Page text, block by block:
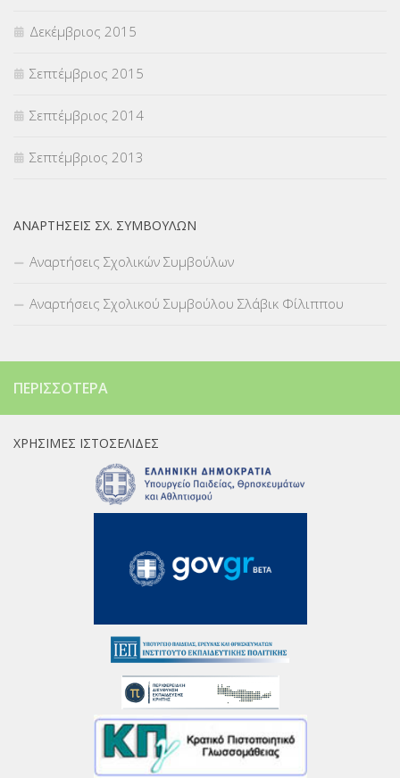
Δεκέμβριος 2015
Σεπτέμβριος 2015
Σεπτέμβριος 2014
Σεπτέμβριος 2013
ΑΝΑΡΤΉΣΕΙΣ ΣΧ. ΣΥΜΒΟΎΛΩΝ
Αναρτήσεις Σχολικών Συμβούλων
Αναρτήσεις Σχολικού Συμβούλου Σλάβικ Φίλιππου
ΠΕΡΙΣΣΌΤΕΡΑ
ΧΡΉΣΙΜΕΣ ΙΣΤΟΣΕΛΊΔΕΣ